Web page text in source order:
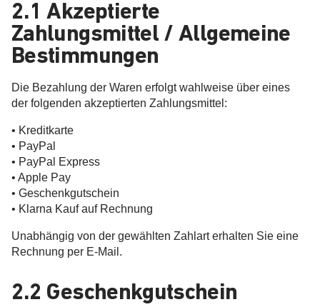
2.1 Akzeptierte
Zahlungsmittel / Allgemeine
Bestimmungen
Die Bezahlung der Waren erfolgt wahlweise über eines
der folgenden akzeptierten Zahlungsmittel:
• Kreditkarte
• PayPal
• PayPal Express
• Apple Pay
• Geschenkgutschein
• Klarna Kauf auf Rechnung
Unabhängig von der gewählten Zahlart erhalten Sie eine
Rechnung per E-Mail.
2.2 Geschenkgutschein